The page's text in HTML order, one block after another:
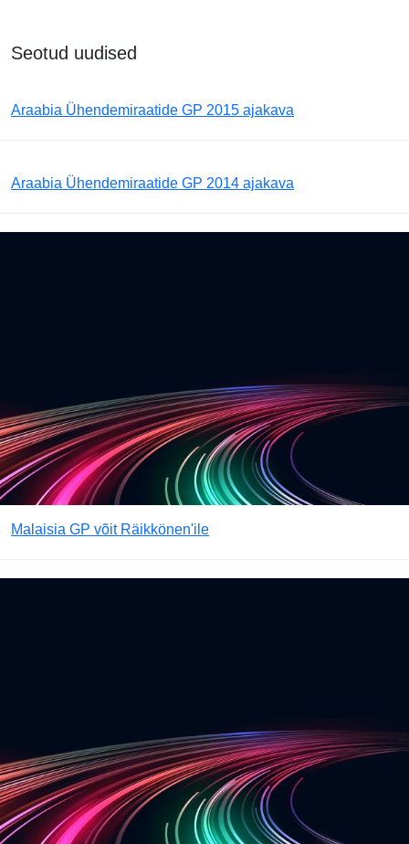
Seotud uudised
Araabia Ühendemiraatide GP 2015 ajakava
Araabia Ühendemiraatide GP 2014 ajakava
Malaisia GP võit Räikkönen'ile